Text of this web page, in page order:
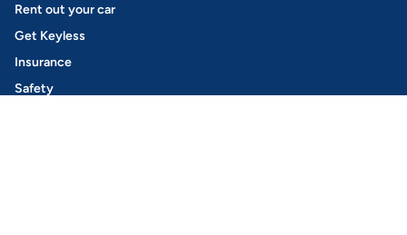
Rent out your car
Get Keyless
Insurance
Safety